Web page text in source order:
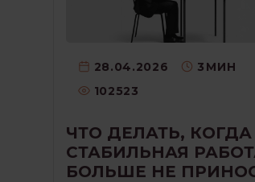
28.04.2026 3 МИН
102523
ЧТО ДЕЛАТЬ, КОГДА
СТАБИЛЬНАЯ
БОЛЬШЕ НЕ